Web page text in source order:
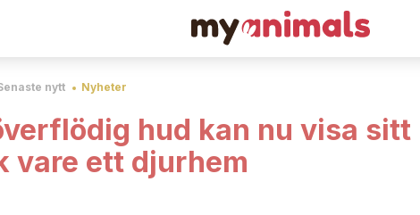
nytt Nyheter
hud kan nu visa sitt
vare ett djurhem